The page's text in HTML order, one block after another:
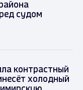
судом
контрастный
холодный